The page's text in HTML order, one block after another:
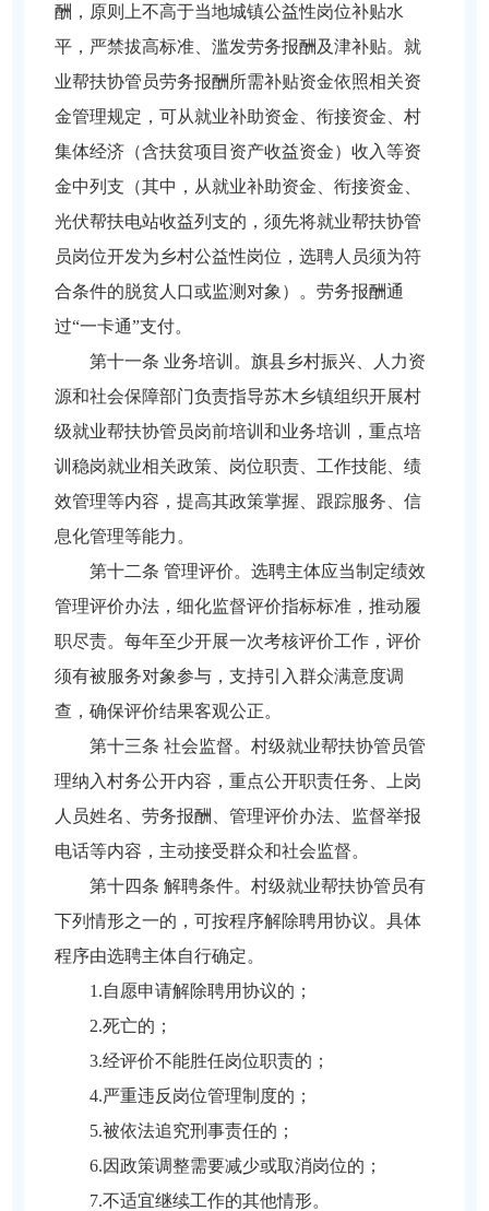
酬，原则上不高于当地城镇公益性岗位补贴水
平，严禁拔高标准、滥发劳务报酬及津补贴。就
业帮扶协管员劳务报酬所需补贴资金依照相关资
金管理规定，可从就业补助资金、衔接资金、村
集体经济（含扶贫项目资产收益资金）收入等资
金中列支（其中，从就业补助资金、衔接资金、
光伏帮扶电站收益列支的，须先将就业帮扶协管
员岗位开发为乡村公益性岗位，选聘人员须为符
合条件的脱贫人口或监测对象）。劳务报酬通
过“一卡通”支付。
第十一条 业务培训。旗县乡村振兴、人力资
源和社会保障部门负责指导苏木乡镇组织开展村
级就业帮扶协管员岗前培训和业务培训，重点培
训稳岗就业相关政策、岗位职责、工作技能、绩
效管理等内容，提高其政策掌握、跟踪服务、信
息化管理等能力。
第十二条 管理评价。选聘主体应当制定绩效
管理评价办法，细化监督评价指标标准，推动履
职尽责。每年至少开展一次考核评价工作，评价
须有被服务对象参与，支持引入群众满意度调
查，确保评价结果客观公正。
第十三条 社会监督。村级就业帮扶协管员管
理纳入村务公开内容，重点公开职责任务、上岗
人员姓名、劳务报酬、管理评价办法、监督举报
电话等内容，主动接受群众和社会监督。
第十四条 解聘条件。村级就业帮扶协管员有
下列情形之一的，可按程序解除聘用协议。具体
程序由选聘主体自行确定。
1.自愿申请解除聘用协议的；
2.死亡的；
3.经评价不能胜任岗位职责的；
4.严重违反岗位管理制度的；
5.被依法追究刑事责任的；
6.因政策调整需要减少或取消岗位的；
7.不适宜继续工作的其他情形。